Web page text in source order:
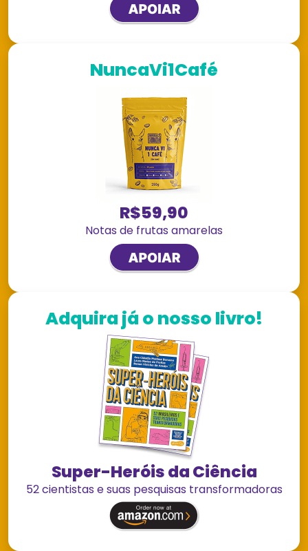
NuncaVi1Café
R$59,90
Notas de frutas amarelas
Adquira já o nosso livro!
Super-Heróis da Ciência
52 cientistas e suas pesquisas transformadoras